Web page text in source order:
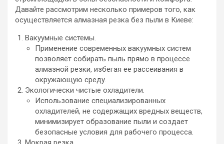
Давайте рассмотрим несколько примеров того, как
осуществляется алмазная резка без пыли в Киеве:
Вакуумные системы.
Применение современных вакуумных систем
позволяет собирать пыль прямо в процессе
алмазной резки, избегая ее рассеивания в
окружающую среду.
Экологически чистые охладители.
Использование специализированных
охладителей, не содержащих вредных веществ,
минимизирует образование пыли и создает
безопасные условия для рабочего процесса.